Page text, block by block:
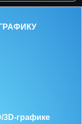
3D-графике